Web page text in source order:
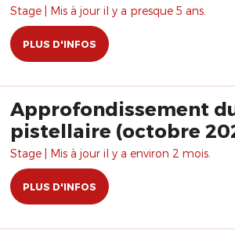
Stage | Mis à jour il y a presque 5 ans.
PLUS D'INFOS
Approfondissement
pistellaire (octobre
Stage | Mis à jour il y a environ 2 mois.
PLUS D'INFOS